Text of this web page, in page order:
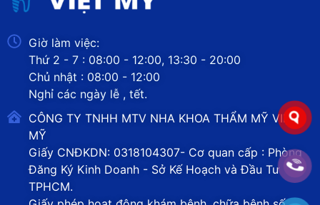
Giờ làm việc:
Thứ 2 - 7 : 08:00 - 12:00, 13:30 - 20:00
Chủ nhật : 08:00 - 12:00
Nghỉ các ngày lễ , tết.
CÔNG TY TNHH MTV NHA KHOA THẨM MỸ VIỆT
MỸ
Giấy CNĐKDN: 0318104307- Cơ quan cấp : Phòng
Đăng Ký Kinh Doanh - Sở Kế Hoạch và Đầu Tư
TPHCM.